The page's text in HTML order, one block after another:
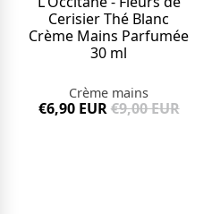
Cerisier Thé Blanc
Crème Mains Parfumée
30 ml
Crème mains
€6,90 EUR€9,00 EUR